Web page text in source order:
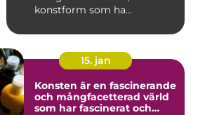
konstform som ha...
15. jan
Konsten är en fascinerande
och mångfacetterad värld
som har fascinerat och